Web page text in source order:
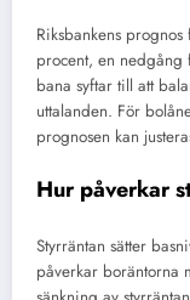
Riksbankens
procent, en
bana syftar till att
uttalanden. För
prognosen kan
Hur påverkar
Styrräntan sätter
påverkar boräntorna